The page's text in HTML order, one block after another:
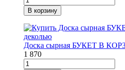
В корзину
Доска сырная БУКЕТ В
1 870